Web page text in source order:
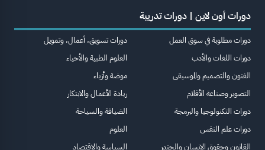
دورات أون لاين | دورات تدريبة
دورات مطلوبة في سوق العمل
دورات اللغات والأدب
الفنون والتصميم والموسيقى
التصوير وصناعة الأفلام
دورات التكنولوجيا والبرمجة
دورات علم النفس
القانون وحقوق الإنسان والجندر
دورات تسويق، أعمال، وتمويل
العلوم الطبية والأحياء
موضة وأزياء
ريادة الأعمال والابتكار
الضيافة والسياحة
العلوم
السياسة والاقتصاد